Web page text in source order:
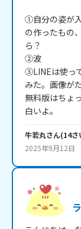
①自分の姿が
の作ったもの
ら？
②波
③LINEは使っ
みた。画像が
無料版はちょ
白いよ。
牛若丸さん(14さ
2025年9月12日